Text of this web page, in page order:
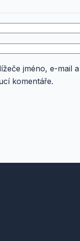
jméno, e-mail
komentáře.